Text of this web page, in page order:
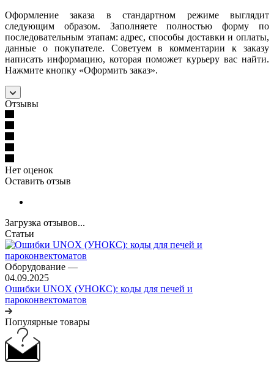
Оформление заказа в стандартном режиме выглядит
следующим образом. Заполняете полностью форму по
последовательным этапам: адрес, способы доставки и оплаты,
данные о покупателе. Советуем в комментарии к заказу
написать информацию, которая поможет курьеру вас найти.
Нажмите кнопку «Оформить заказ».
Отзывы
Нет оценок
Оставить отзыв
Загрузка отзывов...
Статьи
Оборудование —
04.09.2025
Ошибки UNOX (УНОКС): коды для печей и
пароконвектоматов
Популярные товары